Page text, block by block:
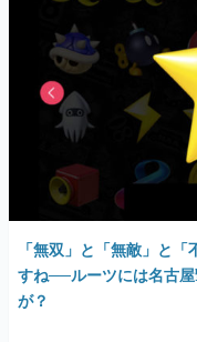
「無双」と「無敵」と
すね──ルーツには名古
が？